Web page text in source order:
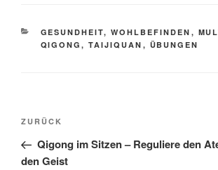
KATEGORIEN
GESUNDHEIT, WOHLBEFINDEN ,
QIGONG, TAIJIQUAN , ÜBUNGEN
Beitragsnavigation
Vorheriger
Beitrag
ZURÜCK
Qigong im Sitzen – Reguliere den
den Geist